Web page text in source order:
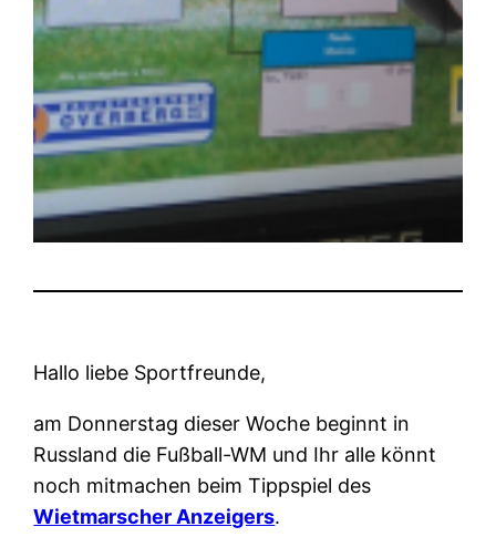
Hallo liebe Sportfreunde,
am Donnerstag dieser Woche beginnt in
Russland die Fußball-WM und Ihr alle könnt
noch mitmachen beim Tippspiel des
Wietmarscher Anzeigers.